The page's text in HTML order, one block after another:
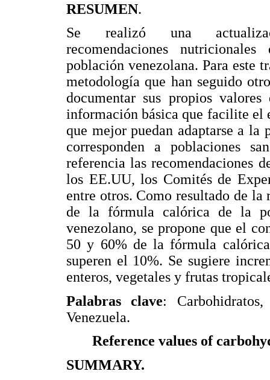
RESUMEN.
Se realizó una
recomendaciones
población venezolana. Para este
metodología que han seguido
documentar sus propios
información básica que facilite el
que mejor puedan adaptarse a la
corresponden a poblaciones
referencia las recomendaciones
los EE.UU, los Comités de
entre otros. Como resultado de
de la fórmula calórica de la
venezolano, se propone que el
50 y 60% de la fórmula
superen el 10%. Se sugiere
enteros, vegetales y frutas
Palabras clave:
Venezuela.
Reference values of
SUMMARY.